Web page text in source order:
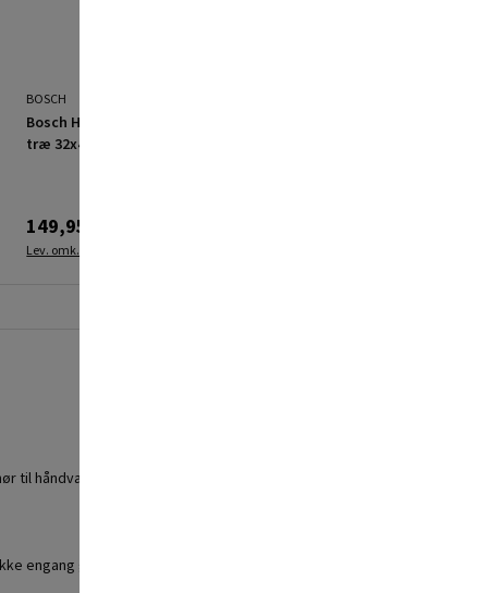
BOSCH
Bosch HCS savklinge til
træ 32x40 mm
149,95 kr.
Lev. omk. tillægges
til håndværkere, der ønsker at skære i hårde materialer med et
engang giver op ved rustfrit stål. De har også en avanceret ekstra